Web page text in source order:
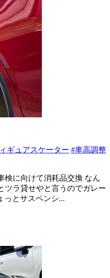
ギュアスケーター #車高調整
検に向けて消耗品交換 なん
ツラ貸せやと言うのでガレー
っとサスペンシ...